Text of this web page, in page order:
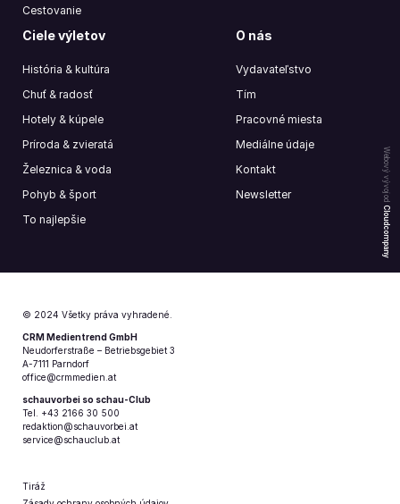
Webový vývoj od
Cloudcompany
Cestovanie
Ciele výletov
História & kultúra
Chuť & radosť
Hotely & kúpele
Príroda & zvieratá
Železnica & voda
Pohyb & šport
To najlepšie
O nás
Vydavateľstvo
Tím
Pracovné miesta
Mediálne údaje
Kontakt
Newsletter
© 2024 Všetky práva vyhradené.
CRM Medientrend GmbH
Neudorferstraße – Betriebsgebiet 3
A-7111 Parndorf
office@crmmedien.at
schauvorbei so schau-Club
Tel. +43 2166 30 500
redaktion@schauvorbei.at
service@schauclub.at
Tiráž